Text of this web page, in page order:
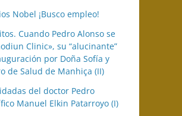
Nobel ¡Busco empleo!
Cuando Pedro Alonso se
Clinic», su “alucinante”
por Doña Sofía y
de Salud de Manhiça (II)
del doctor Pedro
Manuel Elkin Patarroyo (I)